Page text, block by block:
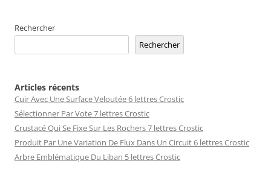
Rechercher
Rechercher
Articles récents
Cuir Avec Une Surface Veloutée 6 lettres Crostic
Sélectionner Par Vote 7 lettres Crostic
Crustacé Qui Se Fixe Sur Les Rochers 7 lettres Crostic
Produit Par Une Variation De Flux Dans Un Circuit 6 lettres Crostic
Arbre Emblématique Du Liban 5 lettres Crostic